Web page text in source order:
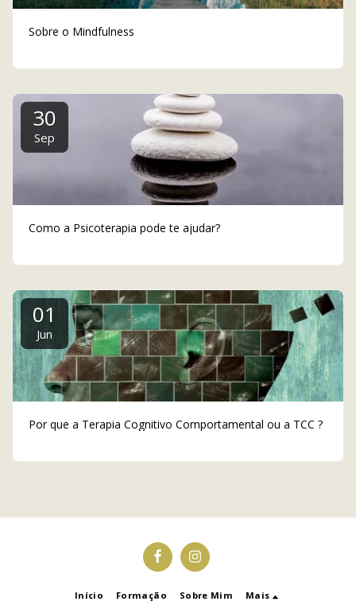
Sobre o Mindfulness
30
Sep
Como a Psicoterapia pode te ajudar?
01
Jun
Por que a Terapia Cognitivo Comportamental ou a TCC ?
Início Formação Sobre Mim Mais